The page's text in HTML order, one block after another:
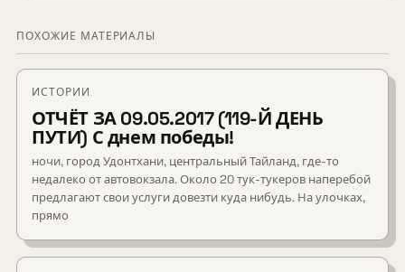
ПОХОЖИЕ МАТЕРИАЛЫ
ИСТОРИИ
ОТЧЁТ ЗА 09.05.2017 (119-Й ДЕНЬ
ПУТИ) С днем победы!
ночи, город Удонтхани, центральный Тайланд, где-то
недалеко от автовокзала. Около 20 тук-тукеров наперебой
предлагают свои услуги довезти куда нибудь. На улочках,
прямо